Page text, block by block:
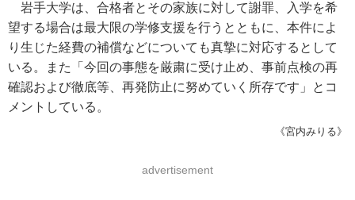
岩手大学は、合格者とその家族に対して謝罪、入学を希
望する場合は最大限の学修支援を行うとともに、本件によ
り生じた経費の補償などについても真摯に対応するとして
いる。また「今回の事態を厳粛に受け止め、事前点検の再
確認および徹底等、再発防止に努めていく所存です」とコ
メントしている。
《宮内みりる》
advertisement